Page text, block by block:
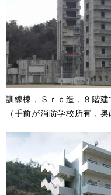
訓練棟，Ｓｒｃ造，８階
（手前が消防学校所有，